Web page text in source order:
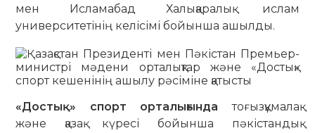
мен Исламабад Халықаралық ислам
университетінің келісімі бойынша ашылды.
«Достық» спорт орталығындатоғызқұмалақ
және қазақ күресі бойынша пәкістандық